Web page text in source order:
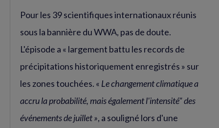
Pour les 39 scientifiques internationaux réunis
sous la bannière du WWA, pas de doute.
L'épisode a « largement battu les records de
précipitations historiquement enregistrés » sur
les zones touchées. « Le changement climatique a
accru la probabilité, mais également l'intensité" des
événements de juillet », a souligné lors d'une